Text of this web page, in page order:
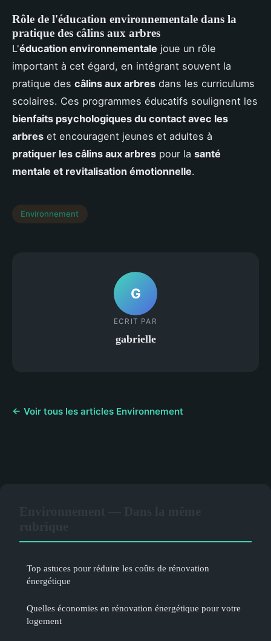
Rôle de l'éducation environnementale dans la
pratique des câlins aux arbres
L'éducation environnementale joue un rôle
important à cet égard, en intégrant souvent la
pratique des câlins aux arbres dans les curriculums
scolaires. Ces programmes éducatifs soulignent les
bienfaits psychologiques du contact avec les
arbres et encouragent jeunes et adultes à
pratiquer les câlins aux arbres pour la santé
mentale et revitalisation émotionnelle.
Environnement
G
ECRIT PAR
gabrielle
← Voir tous les articles Environnement
Top astuces pour réduire les coûts de rénovation
énergétique
Quelles économies en rénovation énergétique pour votre
logement